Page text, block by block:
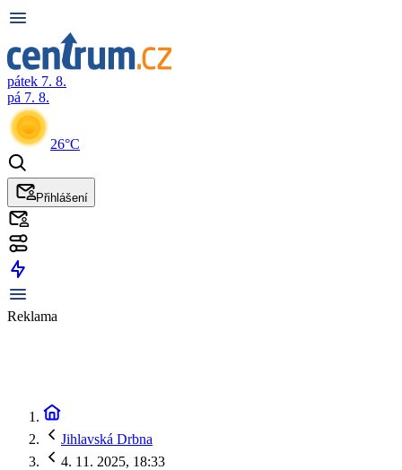
pátek 7. 8.
pá 7. 8.
26°C
Přihlášení
Reklama
Jihlavská Drbna
4. 11. 2025, 18:33